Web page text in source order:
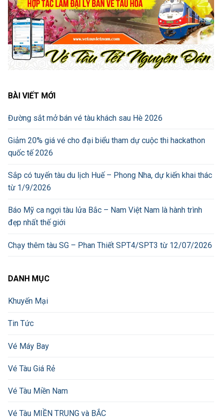
BÀI VIẾT MỚI
Đường sắt mở bán vé tàu khách sau Hè 2026
Giảm 20% giá vé cho đại biểu tham dự cuộc thi hackathon
quốc tế 2026
Sắp có tuyến tàu du lịch Huế – Phong Nha, dự kiến khai thác
từ 1/9/2026
Báo Mỹ ca ngợi tàu lửa Bắc – Nam Việt Nam là hành trình
đẹp nhất thế giới
Chạy thêm tàu SG – Phan Thiết SPT4/SPT3 từ 12/07/2026
DANH MỤC
Khuyến Mại
Tin Tức
Vé Máy Bay
Vé Tàu Giá Rẻ
Vé Tàu Miền Nam
Vé Tàu MIỀN TRUNG và BẮC